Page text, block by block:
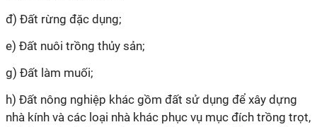
đ) Đất rừng đặc dụng;
e) Đất nuôi trồng thủy sản;
g) Đất làm muối;
h) Đất nông nghiệp khác gồm đất sử dụng để xây dựng
nhà kính và các loại nhà khác phục vụ mục đích trồng trọt,